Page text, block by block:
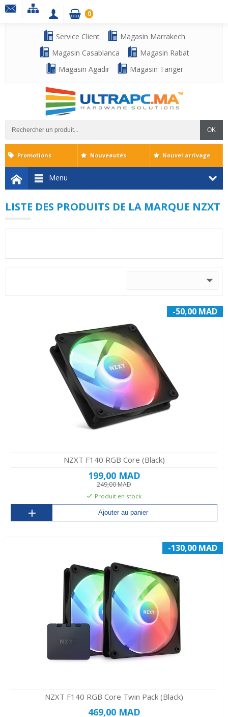
Service Client
Magasin Marrakech
Magasin Casablanca
Magasin Rabat
Magasin Agadir
Magasin Tanger
OK
0
Menu
Promotions Nouveautés Nouvel arrivage
LISTE DES PRODUITS DE LA MARQUE NZXT
-50,00 MAD
NZXT F140 RGB Core (Black)
199,00 MAD
249,00 MAD
Produit en stock
Ajouter au panier
-130,00 MAD
NZXT F140 RGB Core Twin Pack (Black)
469,00 MAD